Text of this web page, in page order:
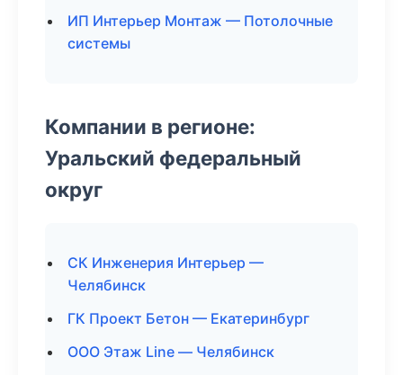
ИП Интерьер Монтаж — Потолочные
системы
Компании в регионе:
Уральский федеральный
округ
СК Инженерия Интерьер —
Челябинск
ГК Проект Бетон — Екатеринбург
ООО Этаж Line — Челябинск